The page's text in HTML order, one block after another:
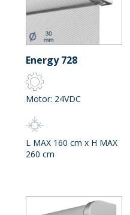
Energy 728
Motor: 24VDC
L MAX 160 cm x H MAX
260 cm